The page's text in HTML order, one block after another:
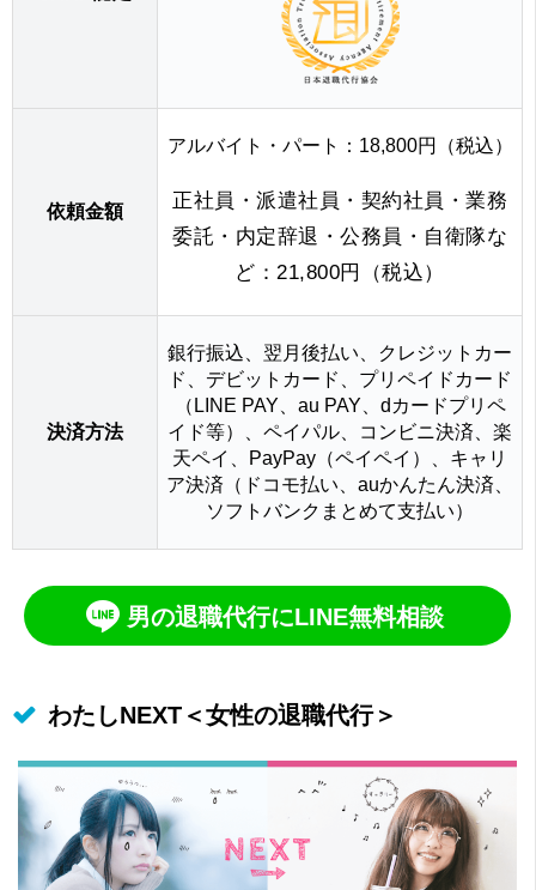
依頼金額
アルバイト・パート：18,800円（税込）
正社員・派遣社員・契約社員・業務
委託・内定辞退・公務員・自衛隊な
ど：21,800円（税込）
決済方法
銀行振込、翌月後払い、クレジットカー
ド、デビットカード、プリペイドカード
（LINE PAY、au PAY、dカードプリペ
イド等）、ペイパル、コンビニ決済、楽
天ペイ、PayPay（ペイペイ）、キャリ
ア決済（ドコモ払い、auかんたん決済、
ソフトバンクまとめて支払い）
男の退職代行にLINE無料相談
わたしNEXT＜女性の退職代行＞